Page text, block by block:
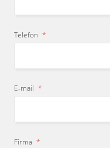
Telefon *
E-mail *
Firma *